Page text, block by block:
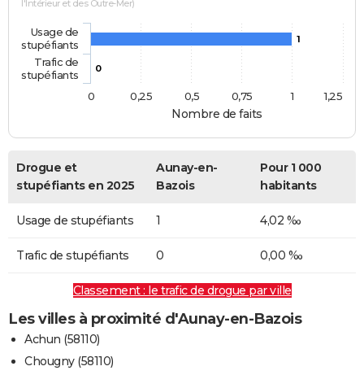
Nombre de faits
l'Intérieur et des Outre-Mer)
1
0
Usage de
stupéfiants
Trafic de
stupéfiants
0
1
0,25 0,5 0,75 1,25
Drogue et
stupéfiants en 2025
Aunay-en-
Bazois
Pour 1 000
habitants
Usage de stupéfiants 1 4,02 ‰
Trafic de stupéfiants 0 0,00 ‰
Classement : le trafic de drogue par ville
Les villes à proximité d'Aunay-en-Bazois
Achun (58110)
Chougny (58110)